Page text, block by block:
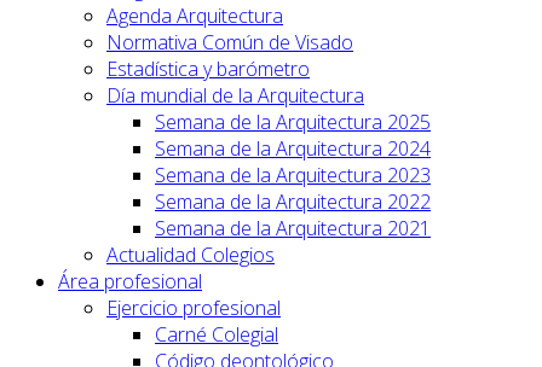
Agenda Arquitectura
Normativa Común de Visado
Estadística y barómetro
Día mundial de la Arquitectura
Semana de la Arquitectura 2025
Semana de la Arquitectura 2024
Semana de la Arquitectura 2023
Semana de la Arquitectura 2022
Semana de la Arquitectura 2021
Actualidad Colegios
Área profesional
Ejercicio profesional
Carné Colegial
Código deontológico